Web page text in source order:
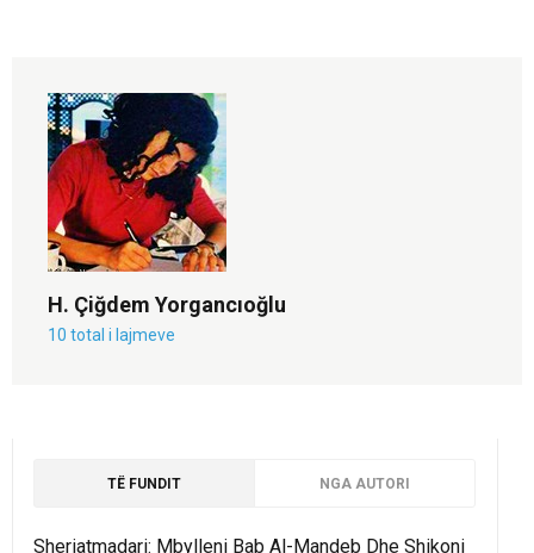
H. Çiğdem Yorgancıoğlu
10 total i lajmeve
TË FUNDIT NGA AUTORI
Sheriatmadari: Mbylleni Bab Al-Mandeb Dhe Shikoni